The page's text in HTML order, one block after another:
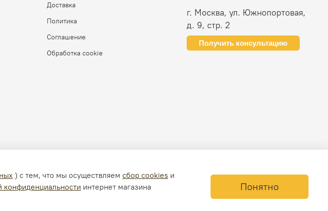
Доставка
Политика
Соглашение
Обработка cookie
г. Москва, ул. Южнопортовая,
д. 9, стр. 2
Получить консультацию
) с тем, что мы осуществляем сбор cookies и
конфиденциальности интернет магазина
Понятно